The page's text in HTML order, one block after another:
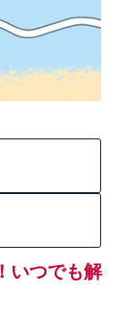
いつでも解